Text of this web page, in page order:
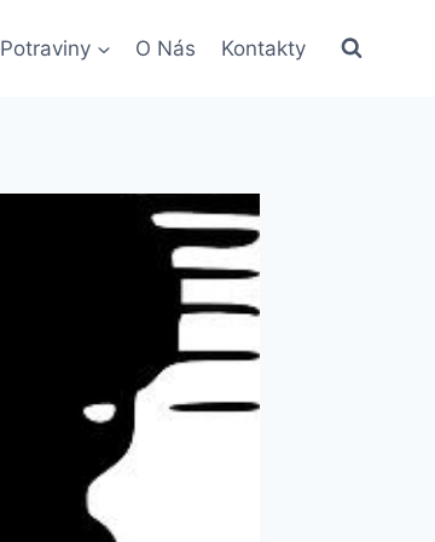
Potraviny O Nás Kontakty